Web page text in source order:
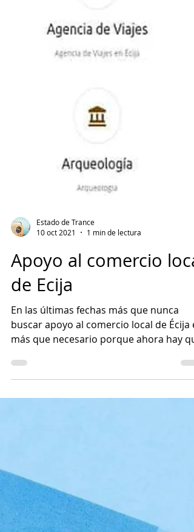
Estado de Trance
10 oct 2021
1 min de lectura
Apoyo al comercio local
de Ecija
En las últimas fechas más que nunca
buscar apoyo al comercio local de Écija